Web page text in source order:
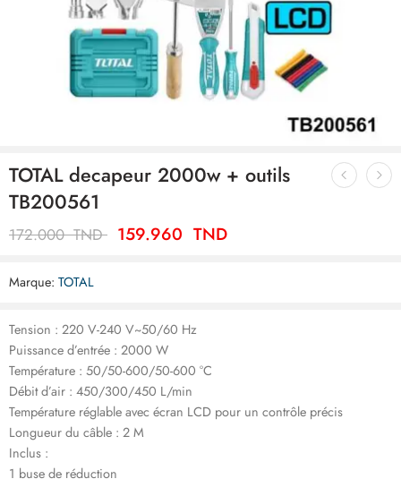
TOTAL decapeur 2000w + outils
TB200561
172.000TND 159.960 TND
Marque: TOTAL
Tension : 220 V-240 V~50/60 Hz
Puissance d’entrée : 2000 W
Température : 50/50-600/50-600 °C
Débit d’air : 450/300/450 L/min
Température réglable avec écran LCD pour un contrôle précis
Longueur du câble : 2 M
Inclus :
1 buse de réduction